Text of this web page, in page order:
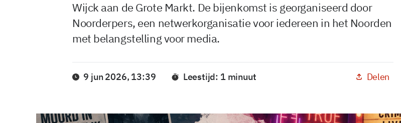
Wijck aan de Grote Markt. De bijenkomst is georganiseerd door
Noorderpers, een netwerkorganisatie voor iedereen in het Noorden
met belangstelling voor media.
9 jun 2026, 13:39 Leestijd: 1 minuut Delen